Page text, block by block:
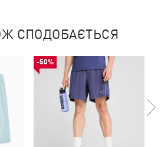
СПОДОБАЄТЬСЯ
-50%